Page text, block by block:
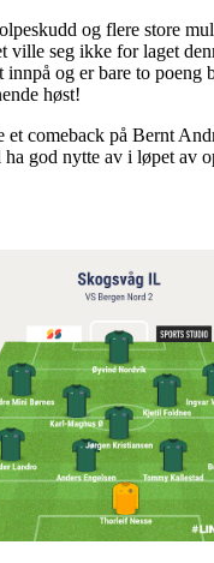
og flere store
ville seg ikke for laget
innpå og er bare to poeng
høst!
et comeback på Bernt
ha god nytte av i løpet av